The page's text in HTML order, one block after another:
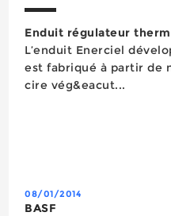
Enduit régulateur
L’enduit Enerciel
est fabriqué à partir de
cire vég&eacut...
08/01/2014
BASF